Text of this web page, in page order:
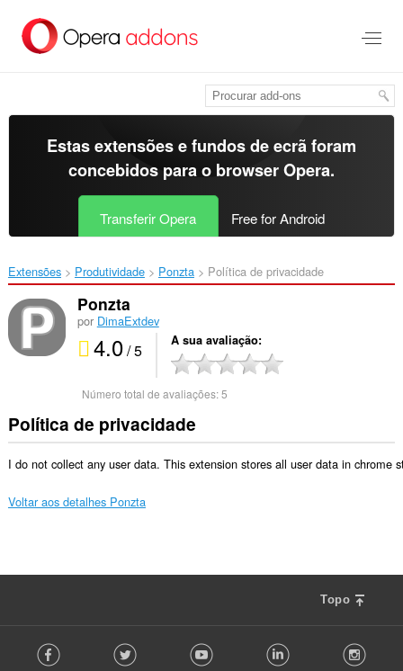
para
Estas extensões e fundos de ecrã foram
concebidos para o browser Opera.
Transferir Opera Free for Android
Extensões Produtividade Ponzta‎ Política de privacidade
Ponzta
por DimaExtdev
4.0/ 5 A sua avaliação
Número total de avaliações:5
Política de privacidade
I do not collect any user data. This extension stores all user data in chrome
Voltar aos detalhes Ponzta
Topo
o Facebook Twitter Youtube LinkedIn